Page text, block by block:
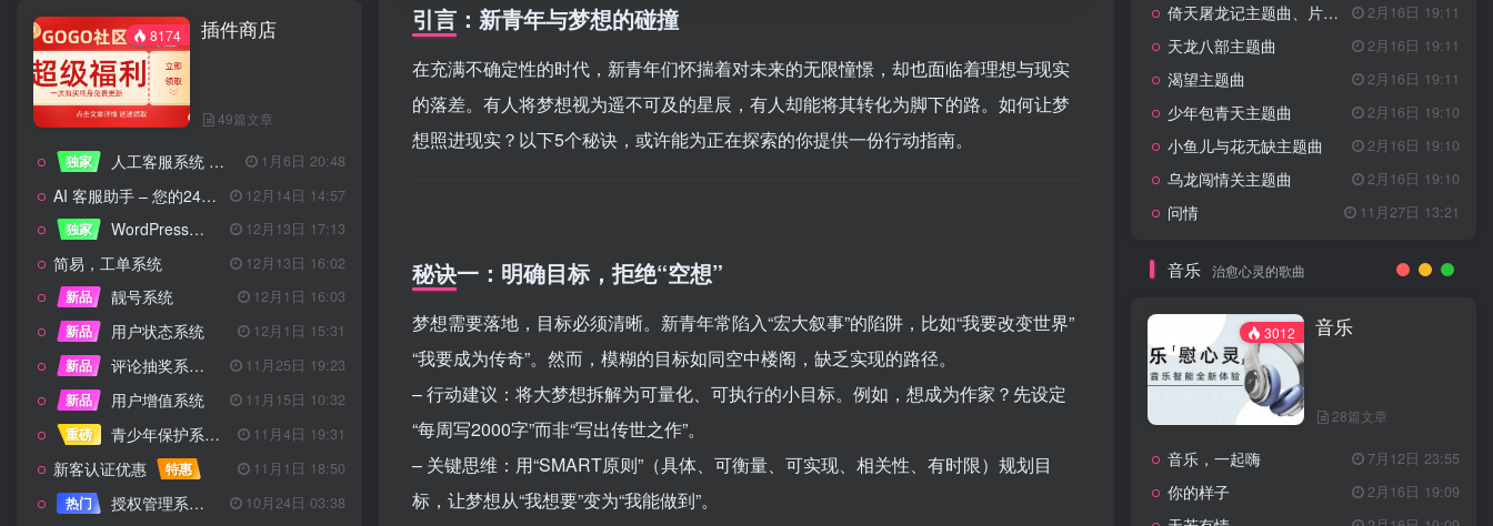
8174 插件商店
49篇文章
独家 人工客服系统 技术开发文档 1月6日 20:48
AI 客服助手 – 您的24/7智能客服专家
12月14日 14:57
独家
WordPress设备管理器插件 – 专业版 12月13日 17:13
简易，工单系统
12月13日 16:02
新品
靓号系统
12月1日 16:03
新品
用户状态系统
12月1日 15:31
新品
评论抽奖系统 – 完整功能详解
11月25日 19:23
新品
用户增值系统
11月15日 10:32
重磅
青少年保护系统 专为子比主题开发 11月4日 19:31
新客认证优惠 特惠
11月1日 18:50
热门
授权管理系统子比主题专版
10月24日 03:38
引言：新青年与梦想的碰撞
在充满不确定性的时代，新青年们怀揣着对未来的无限憧憬，却也面临着理想与现实
的落差。有人将梦想视为遥不可及的星辰，有人却能将其转化为脚下的路。如何让梦
想照进现实？以下5个秘诀，或许能为正在探索的你提供一份行动指南。
秘诀一：明确目标，拒绝“空想”
梦想需要落地，目标必须清晰。新青年常陷入“宏大叙事”的陷阱，比如“我要改变世界”
“我要成为传奇”。然而，模糊的目标如同空中楼阁，缺乏实现的路径。
– 行动建议：将大梦想拆解为可量化、可执行的小目标。例如，想成为作家？先设定
“每周写2000字”而非“写出传世之作”。
– 关键思维：用“SMART原则”（具体、可衡量、可实现、相关性、有时限）规划目
标，让梦想从“我想要”变为“我能做到”。
倚天屠龙记主题曲、片头曲 2月16日 19:11
天龙八部主题曲 2月16日 19:11
渴望主题曲 2月16日 19:11
少年包青天主题曲 2月16日 19:10
小鱼儿与花无缺主题曲 2月16日 19:10
乌龙闯情关主题曲 2月16日 19:10
问情 11月27日 13:21
音乐 治愈心灵的歌曲
3012 音乐
28篇文章
音乐，一起嗨 7月12日 23:55
你的样子 2月16日 19:09
电视剧主题曲
影视音乐
17篇文章
家有仙妻主题曲 2月16日 19:11
倚天屠龙记主题曲、片头曲 2月16日 19:11
渴望主题曲
少年包青天主题曲
小鱼儿与花无缺主题曲
乌龙闯情关主题曲 2月16日 19:10
问情 11月27日 13:21
治愈心灵的歌曲